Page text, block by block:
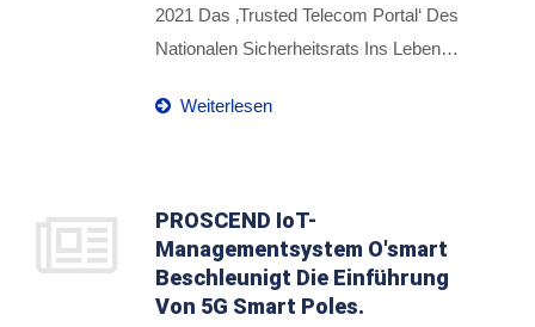
2021 Das ‚Trusted Telecom Portal‘ Des
Nationalen Sicherheitsrats Ins Leben
Sicherheits- Und Schutzbedenken Für
Ist Eines Der Wenigen Unternehmen, Das
Die Genehmigung ‚Vertraute Quellen‘ Von
Der Nationalen Sicherheitsrichtlinie Für
Den Telekommunikationssektor (NSDTS)
Weiterlesen
PROSCEND IoT-
Managementsystem O'smart
Beschleunigt Die Einführung
Von 5G Smart Poles.